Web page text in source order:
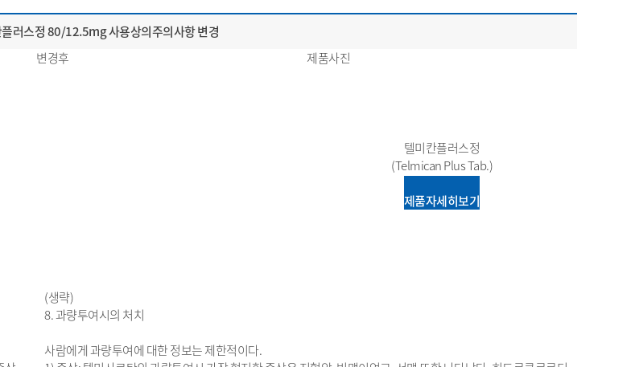
러스정 80/12.5mg 사용상의주의사항 변경
변경후 제품사진
텔미칸플러스정
(Telmican Plus Tab.)
제품자세히보기
(생략)
8. 과량투여시의 처치
사람에게 과량투여에 대한 정보는 제한적이다.